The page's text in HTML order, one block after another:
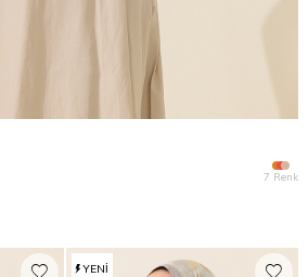
7 Renk
YENI